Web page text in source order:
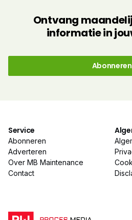
Ontvang
informatie in
Abonneren
Service
Abonneren
Adverteren
Over MB Maintenance
Contact